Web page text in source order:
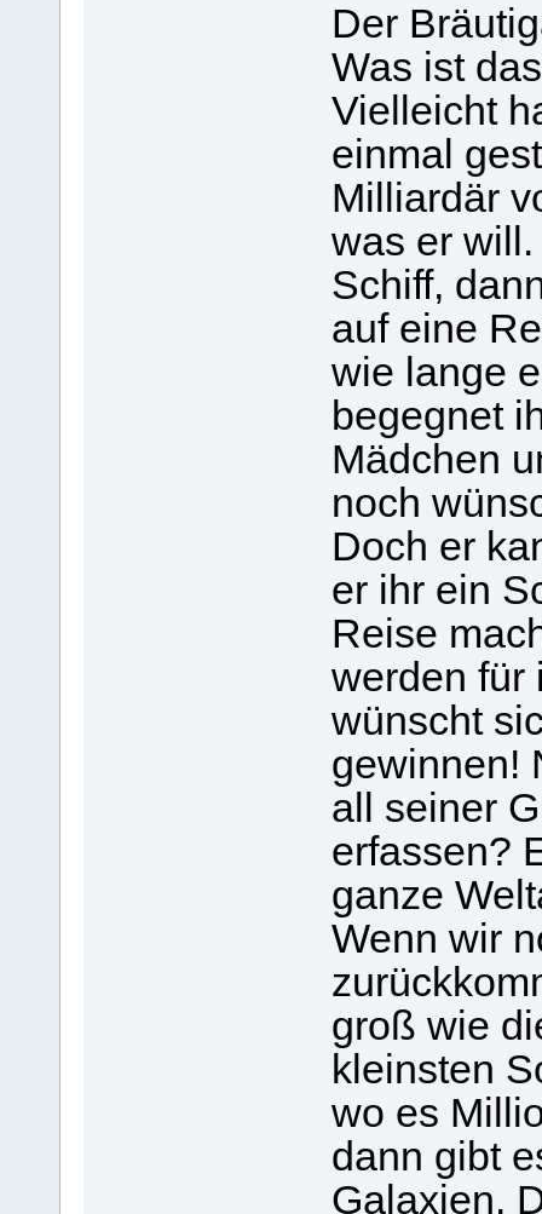
Der
Was ist
Vielleicht
einmal
Milliardär
was er
Schiff,
auf eine
wie lange
begegnet
Mädchen
noch
Doch er
er ihr ein
Reise
werden für
wünscht
gewinnen!
all seiner
erfassen?
ganze
Wenn wir
groß wie
kleinsten
wo es
dann gibt
Galaxien.